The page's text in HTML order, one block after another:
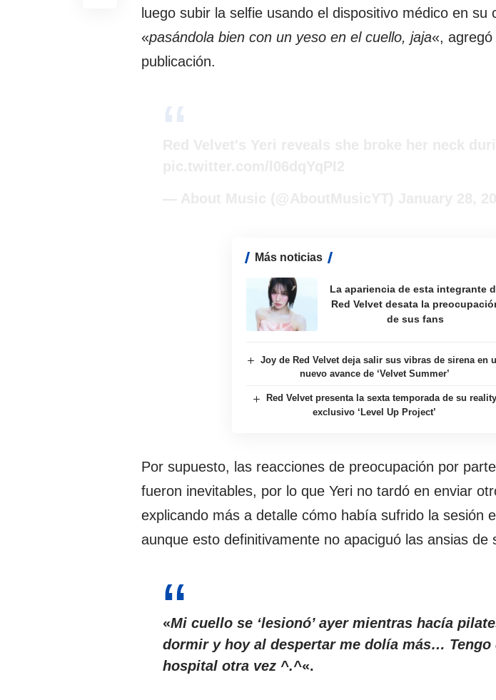
luego subir la selfie usando el dispositivo médico en su
«pasándola bien con un yeso en el cuello, jaja«,
publicación.
Más noticias
La apariencia de esta integrante
Red Velvet desata la
de sus fans
Joy de Red Velvet deja salir sus vibras de sirena en
nuevo avance de ‘Velvet Summer’
Red Velvet presenta la sexta temporada de su reality
exclusivo ‘Level Up Project’
Por supuesto, las reacciones de preocupación por
fueron inevitables, por lo que Yeri no tardó en enviar
explicando más a detalle cómo había sufrido la sesión
aunque esto definitivamente no apaciguó las ansias de
«Mi cuello se ‘lesionó’ ayer mientras hacía
dormir y hoy al despertar me dolía más… Tengo
hospital otra vez ^.^«.